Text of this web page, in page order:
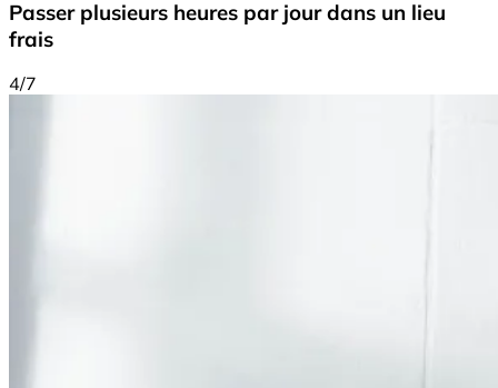
Passer plusieurs heures par jour dans un lieu
frais
4/7